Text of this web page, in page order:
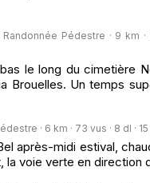
Randonnée Pédestre · 9 km
le long du cimetière
Brouelles. Un temps
· 6 km · 73 vus · 8 dl ·
après-midi estival,
voie verte en direction